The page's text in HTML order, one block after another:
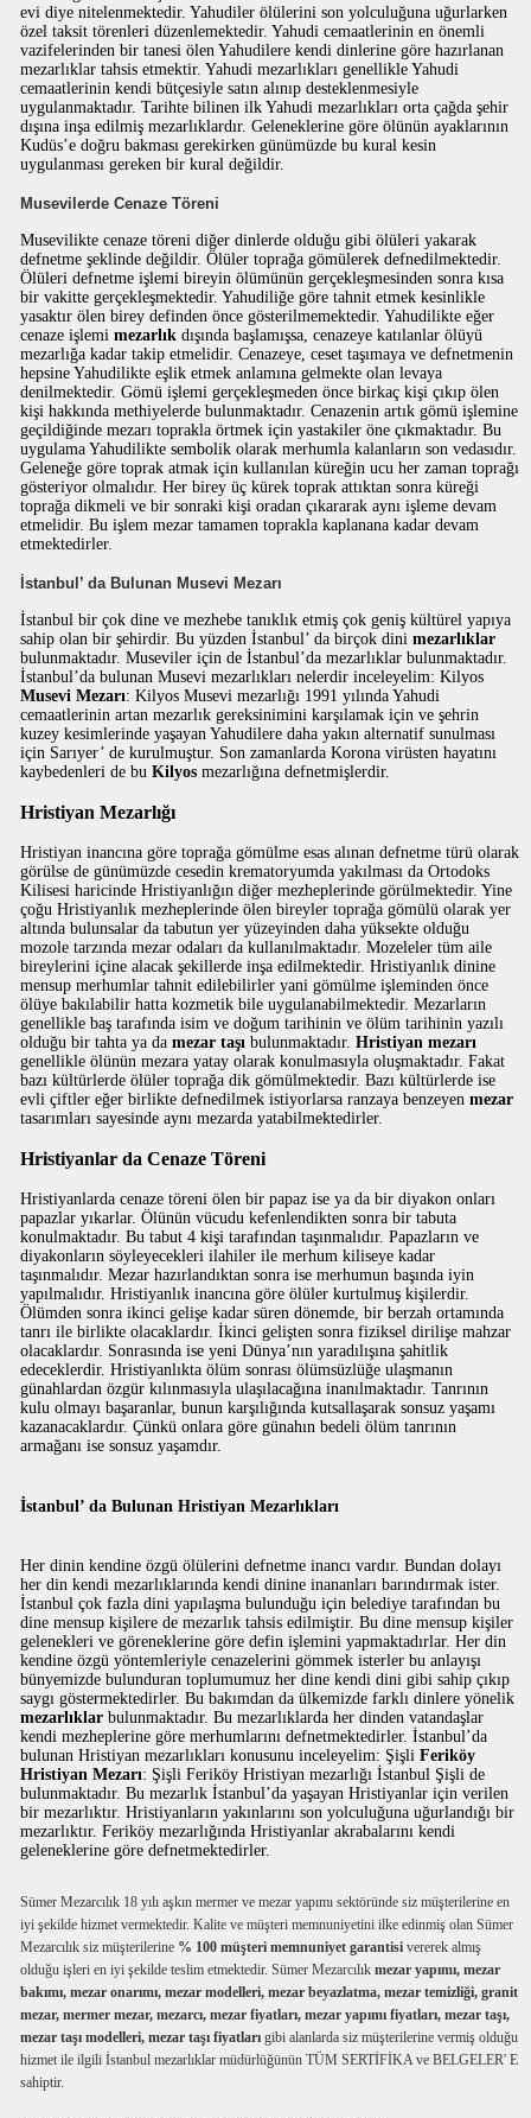
evi diye nitelenmektedir. Yahudiler ölülerini son yolculuğuna uğurlarken
özel taksit törenleri düzenlemektedir. Yahudi cemaatlerinin en önemli
vazifelerinden bir tanesi ölen Yahudilere kendi dinlerine göre hazırlanan
mezarlıklar tahsis etmektir. Yahudi mezarlıkları genellikle Yahudi
cemaatlerinin kendi bütçesiyle satın alınıp desteklenmesiyle
uygulanmaktadır. Tarihte bilinen ilk Yahudi mezarlıkları orta çağda şehir
dışına inşa edilmiş mezarlıklardır. Geleneklerine göre ölünün ayaklarının
Kudüs’e doğru bakması gerekirken günümüzde bu kural kesin
uygulanması gereken bir kural değildir.
Musevilerde Cenaze Töreni
Musevilikte cenaze töreni diğer dinlerde olduğu gibi ölüleri yakarak
defnetme şeklinde değildir. Ölüler toprağa gömülerek defnedilmektedir.
Ölüleri defnetme işlemi bireyin ölümünün gerçekleşmesinden sonra kısa
bir vakitte gerçekleşmektedir. Yahudiliğe göre tahnit etmek kesinlikle
yasaktır ölen birey definden önce gösterilmemektedir. Yahudilikte eğer
cenaze işlemimezarlık dışında başlamışsa, cenazeye katılanlar ölüyü
mezarlığa kadar takip etmelidir. Cenazeye, ceset taşımaya ve defnetmenin
hepsine Yahudilikte eşlik etmek anlamına gelmekte olan levaya
denilmektedir. Gömü işlemi gerçekleşmeden önce birkaç kişi çıkıp ölen
kişi hakkında methiyelerde bulunmaktadır. Cenazenin artık gömü işlemine
geçildiğinde mezarı toprakla örtmek için yastakiler öne çıkmaktadır. Bu
uygulama Yahudilikte sembolik olarak merhumla kalanların son vedasıdır.
Geleneğe göre toprak atmak için kullanılan küreğin ucu her zaman toprağı
gösteriyor olmalıdır. Her birey üç kürek toprak attıktan sonra küreği
toprağa dikmeli ve bir sonraki kişi oradan çıkararak aynı işleme devam
etmelidir. Bu işlem mezar tamamen toprakla kaplanana kadar devam
etmektedirler.
İstanbul’ da Bulunan Musevi Mezarı
İstanbul bir çok dine ve mezhebe tanıklık etmiş çok geniş kültürel yapıya
sahip olan bir şehirdir. Bu yüzden İstanbul’ da birçok dinimezarlıklar
bulunmaktadır. Museviler için de İstanbul’da mezarlıklar bulunmaktadır.
İstanbul’da bulunan Musevi mezarlıkları nelerdir inceleyelim: Kilyos
Musevi Mezarı: Kilyos Musevi mezarlığı 1991 yılında Yahudi
cemaatlerinin artan mezarlık gereksinimini karşılamak için ve şehrin
kuzey kesimlerinde yaşayan Yahudilere daha yakın alternatif sunulması
için Sarıyer’ de kurulmuştur. Son zamanlarda Korona virüsten hayatını
kaybedenleri de buKilyos mezarlığına defnetmişlerdir.
Hristiyan Mezarlığı
Hristiyan inancına göre toprağa gömülme esas alınan defnetme türü olarak
görülse de günümüzde cesedin krematoryumda yakılması da Ortodoks
Kilisesi haricinde Hristiyanlığın diğer mezheplerinde görülmektedir. Yine
çoğu Hristiyanlık mezheplerinde ölen bireyler toprağa gömülü olarak yer
altında bulunsalar da tabutun yer yüzeyinden daha yüksekte olduğu
mozole tarzında mezar odaları da kullanılmaktadır. Mozeleler tüm aile
bireylerini içine alacak şekillerde inşa edilmektedir. Hristiyanlık dinine
mensup merhumlar tahnit edilebilirler yani gömülme işleminden önce
ölüye bakılabilir hatta kozmetik bile uygulanabilmektedir. Mezarların
genellikle baş tarafında isim ve doğum tarihinin ve ölüm tarihinin yazılı
olduğu bir tahta ya damezar taşı bulunmaktadır.Hristiyan mezarı
genellikle ölünün mezara yatay olarak konulmasıyla oluşmaktadır. Fakat
bazı kültürlerde ölüler toprağa dik gömülmektedir. Bazı kültürlerde ise
evli çiftler eğer birlikte defnedilmek istiyorlarsa ranzaya benzeyenmezar
tasarımları sayesinde aynı mezarda yatabilmektedirler.
Hristiyanlar da Cenaze Töreni
Hristiyanlarda cenaze töreni ölen bir papaz ise ya da bir diyakon onları
papazlar yıkarlar. Ölünün vücudu kefenlendikten sonra bir tabuta
konulmaktadır. Bu tabut 4 kişi tarafından taşınmalıdır. Papazların ve
diyakonların söyleyecekleri ilahiler ile merhum kiliseye kadar
taşınmalıdır. Mezar hazırlandıktan sonra ise merhumun başında iyin
yapılmalıdır. Hristiyanlık inancına göre ölüler kurtulmuş kişilerdir.
Ölümden sonra ikinci gelişe kadar süren dönemde, bir berzah ortamında
tanrı ile birlikte olacaklardır. İkinci gelişten sonra fiziksel dirilişe mahzar
olacaklardır. Sonrasında ise yeni Dünya’nın yaradılışına şahitlik
edeceklerdir. Hristiyanlıkta ölüm sonrası ölümsüzlüğe ulaşmanın
günahlardan özgür kılınmasıyla ulaşılacağına inanılmaktadır. Tanrının
kulu olmayı başaranlar, bunun karşılığında kutsallaşarak sonsuz yaşamı
kazanacaklardır. Çünkü onlara göre günahın bedeli ölüm tanrının
armağanı ise sonsuz yaşamdır.
İstanbul’ da Bulunan Hristiyan Mezarlıkları
Her dinin kendine özgü ölülerini defnetme inancı vardır. Bundan dolayı
her din kendi mezarlıklarında kendi dinine inananları barındırmak ister.
İstanbul çok fazla dini yapılaşma bulunduğu için belediye tarafından bu
dine mensup kişilere de mezarlık tahsis edilmiştir. Bu dine mensup kişiler
gelenekleri ve göreneklerine göre defin işlemini yapmaktadırlar. Her din
kendine özgü yöntemleriyle cenazelerini gömmek isterler bu anlayışı
bünyemizde bulunduran toplumumuz her dine kendi dini gibi sahip çıkıp
saygı göstermektedirler. Bu bakımdan da ülkemizde farklı dinlere yönelik
mezarlıklar bulunmaktadır. Bu mezarlıklarda her dinden vatandaşlar
kendi mezheplerine göre merhumlarını defnetmektedirler. İstanbul’da
bulunan Hristiyan mezarlıkları konusunu inceleyelim: ŞişliFeriköy
Hristiyan Mezarı: Şişli Feriköy Hristiyan mezarlığı İstanbul Şişli de
bulunmaktadır. Bu mezarlık İstanbul’da yaşayan Hristiyanlar için verilen
bir mezarlıktır. Hristiyanların yakınlarını son yolculuğuna uğurlandığı bir
mezarlıktır. Feriköy mezarlığında Hristiyanlar akrabalarını kendi
geleneklerine göre defnetmektedirler.
Sümer Mezarcılık 18 yılı aşkın mermer ve mezar yapımı sektöründe siz müşterilerine en
iyi şekilde hizmet vermektedir. Kalite ve müşteri memnuniyetini ilke edinmiş olan Sümer
Mezarcılık siz müşterilerine % 100 müşteri memnuniyet garantisi vererek almış
olduğu işleri en iyi şekilde teslim etmektedir. Sümer Mezarcılıkmezar yapımı, mezar
bakımı, mezar onarımı, mezar modelleri, mezar beyazlatma, mezar temizliği, granit
mezar, mermer mezar, mezarcı, mezar fiyatları, mezar yapımı fiyatları, mezar taşı,
mezar taşı modelleri, mezar taşı fiyatları gibi alanlarda siz müşterilerine vermiş olduğu
hizmet ile ilgili İstanbul mezarlıklar müdürlüğünün TÜM SERTİFİKA ve BELGELER' E
sahiptir.